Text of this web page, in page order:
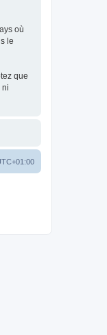
où
le
que
ni